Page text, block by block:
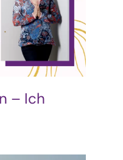
– Ich